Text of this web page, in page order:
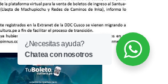
¿Necesitas ayuda?
Chatea con nosotros